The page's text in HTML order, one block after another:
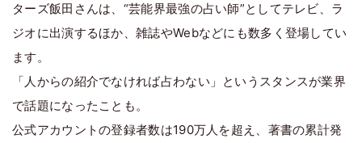
ターズ飯田さんは、“芸能界最強の占い師”としてテレビ、ラ
ジオに出演するほか、雑誌やWebなどにも数多く登場してい
ます。
「人からの紹介でなければ占わない」というスタンスが業界
で話題になったことも。
公式アカウントの登録者数は190万人を超え、著書の累計発